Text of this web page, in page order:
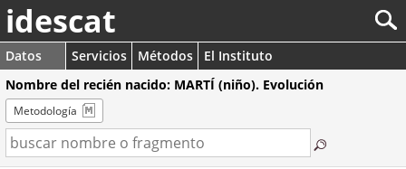
idescat
Datos Servicios Métodos
El Instituto
Nombre del recién nacido: MARTÍ (niño). Evolución
Metodología